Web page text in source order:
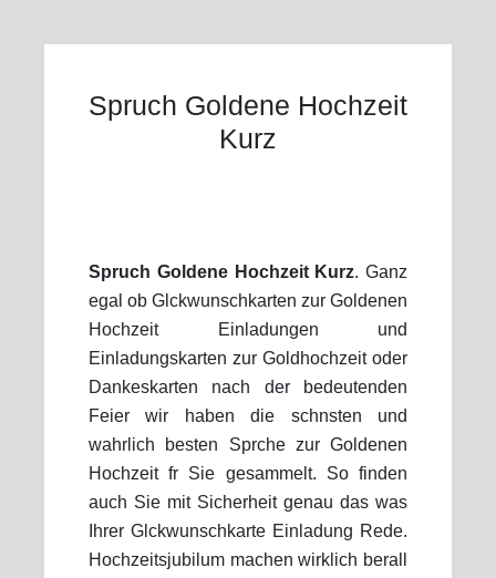
Spruch Goldene Hochzeit
Kurz
Spruch Goldene Hochzeit Kurz. Ganz
egal ob Glckwunschkarten zur Goldenen
Hochzeit Einladungen und
Einladungskarten zur Goldhochzeit oder
Dankeskarten nach der bedeutenden
Feier wir haben die schnsten und
wahrlich besten Sprche zur Goldenen
Hochzeit fr Sie gesammelt. So finden
auch Sie mit Sicherheit genau das was
Ihrer Glckwunschkarte Einladung Rede.
Hochzeitsjubilum machen wirklich berall